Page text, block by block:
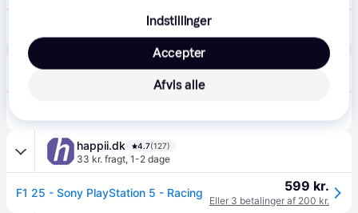
F1 25 - Sony PlayStation 5 - Racing
Eller 3 betalinger af 200 kr.
1-2 dage
happii.dk 4.7(127)
33 kr. fragt, 1-2 dage
F1 25 - Sony PlayStation 5 - Racing 599 kr.
Eller 3 betalinger af 200 kr.
Indstillinger
Afvis alle
Accepter